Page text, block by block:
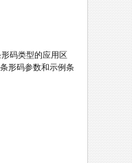
码类型的应用区
形码参数和示例条